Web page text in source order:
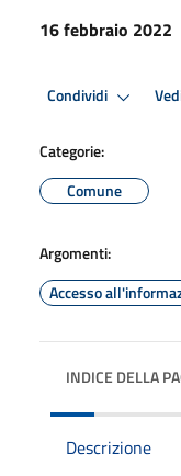
16 febbraio 2022
Condividi
Categorie:
Comune
Argomenti:
Accesso
INDICE DELLA
Descrizione